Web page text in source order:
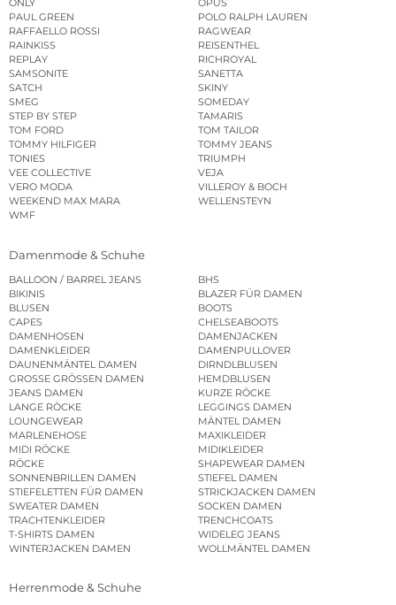
ONLY
OPUS
PAUL GREEN
POLO RALPH LAUREN
RAFFAELLO ROSSI
RAGWEAR
RAINKISS
REISENTHEL
REPLAY
RICHROYAL
SAMSONITE
SANETTA
SATCH
SKINY
SMEG
SOMEDAY
STEP BY STEP
TAMARIS
TOM FORD
TOM TAILOR
TOMMY HILFIGER
TOMMY JEANS
TONIES
TRIUMPH
VEE COLLECTIVE
VEJA
VERO MODA
VILLEROY & BOCH
WEEKEND MAX MARA
WELLENSTEYN
WMF
Damenmode & Schuhe
BALLOON / BARREL JEANS
BHS
BIKINIS
BLAZER FÜR DAMEN
BLUSEN
BOOTS
CAPES
CHELSEABOOTS
DAMENHOSEN
DAMENJACKEN
DAMENKLEIDER
DAMENPULLOVER
DAUNENMÄNTEL DAMEN
DIRNDLBLUSEN
GROSSE GRÖSSEN DAMEN
HEMDBLUSEN
JEANS DAMEN
KURZE RÖCKE
LANGE RÖCKE
LEGGINGS DAMEN
LOUNGEWEAR
MÄNTEL DAMEN
MARLENEHOSE
MAXIKLEIDER
MIDI RÖCKE
MIDIKLEIDER
RÖCKE
SHAPEWEAR DAMEN
SONNENBRILLEN DAMEN
STIEFEL DAMEN
STIEFELETTEN FÜR DAMEN
STRICKJACKEN DAMEN
SWEATER DAMEN
SOCKEN DAMEN
TRACHTENKLEIDER
TRENCHCOATS
T-SHIRTS DAMEN
WIDELEG JEANS
WINTERJACKEN DAMEN
WOLLMÄNTEL DAMEN
Herrenmode & Schuhe